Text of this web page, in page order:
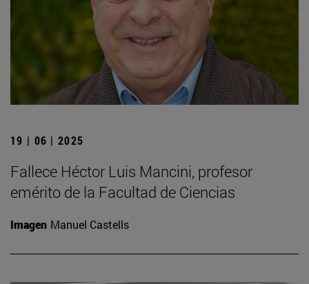
19 | 06 | 2025
Fallece Héctor Luis Mancini, profesor
emérito de la Facultad de Ciencias
Imagen Manuel Castells